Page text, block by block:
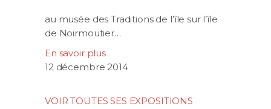
au musée des Traditions de l’île sur l’île
de Noirmoutier…
En savoir plus
12 décembre 2014
VOIR TOUTES SES EXPOSITIONS